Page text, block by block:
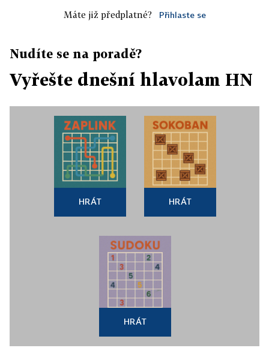
Máte již předplatné? Přihlaste se
Nudíte se na poradě?
Vyřešte dnešní hlavolam HN
HRÁT HRÁT
HRÁT